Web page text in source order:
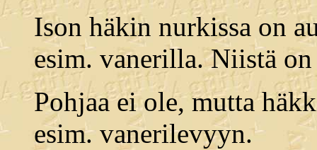
Ison häkin nurkissa on
esim. vanerilla. Niistä
Pohjaa ei ole, mutta
esim. vanerilevyyn.